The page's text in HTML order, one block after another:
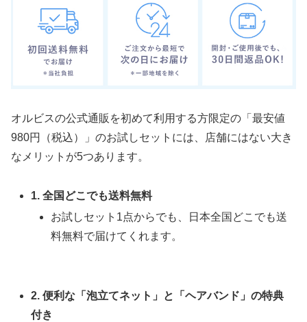
オルビスの公式通販を初めて利用する方限定の「最安値
980円（税込）」のお試しセットには、店舗にはない大き
なメリットが5つあります。
1. 全国どこでも送料無料
お試しセット1点からでも、日本全国どこでも送
料無料で届けてくれます。
2. 便利な「泡立てネット」と「ヘアバンド」の特典
付き